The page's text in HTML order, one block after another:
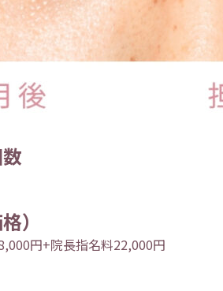
）
円+院長指名料22,000円